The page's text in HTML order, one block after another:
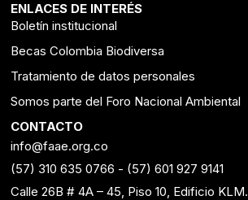
ENLACES DE INTERÉS
Boletín institucional
Becas Colombia Biodiversa
Tratamiento de datos personales
Somos parte del Foro Nacional Ambiental
CONTACTO
info@faae.org.co
(57) 310 635 0766 - (57) 601 927 9141
Calle 26B # 4A – 45, Piso 10, Edificio KLM.